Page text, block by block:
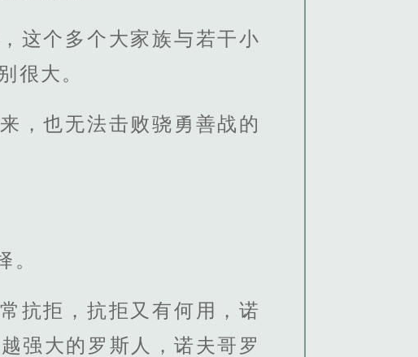
这个多个大家族与若干小
很大。
，也无法击败骁勇善战的
。
抗拒，抗拒又有何用，诺
强大的罗斯人，诺夫哥罗